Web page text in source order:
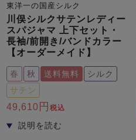
東洋一の国産シルク
川俣シルクサテンレディー
スパジャマ 上下セット・
長袖/前開き/バンドカラー
【オーダーメイド】
春 秋 送料無料
シルク
サテン
49,610 税込